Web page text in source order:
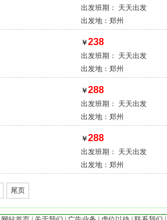
出发班期： 天天出发
出发地： 郑州
￥238
出发班期： 天天出发
出发地： 郑州
￥288
出发班期： 天天出发
出发地： 郑州
￥288
出发班期： 天天出发
出发地： 郑州
尾页